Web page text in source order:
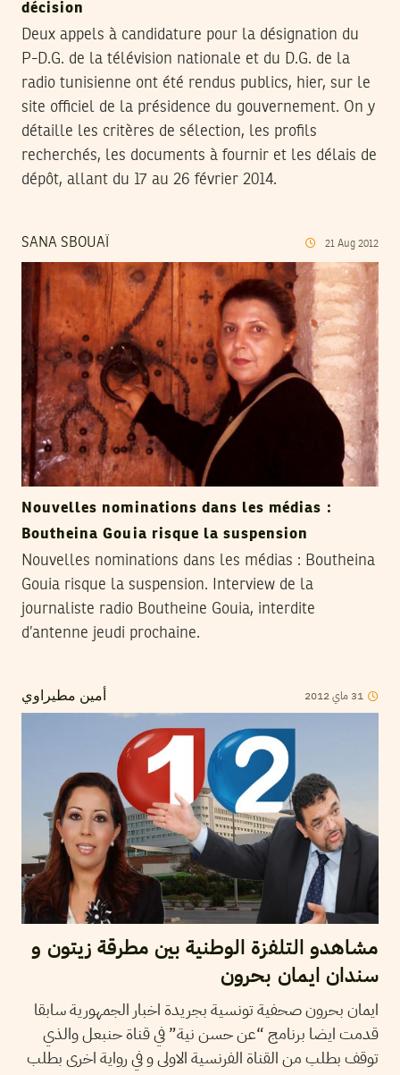
décision
Deux appels à candidature pour la désignation du
P-D.G. de la télévision nationale et du D.G. de la
radio tunisienne ont été rendus publics, hier, sur le
site officiel de la présidence du gouvernement. On y
détaille les critères de sélection, les profils
recherchés, les documents à fournir et les délais de
dépôt, allant du 17 au 26 février 2014.
SANA SBOUAÏ 21 Aug 2012
Nouvelles nominations dans les médias :
Boutheina Gouia risque la suspension
Nouvelles nominations dans les médias : Boutheina
Gouia risque la suspension. Interview de la
journaliste radio Boutheine Gouia, interdite
d’antenne jeudi prochaine.
أمين مطيراوي 31 ماي2012
مشاهدو التلفزة الوطنية بين مطرقة زيتون و
سندان ايمان بحرون
ايمان بحرون صحفية تونسية بجريدة اخبار الجمهورية سابقا
قدمت ايضا برنامج “عن حسن نية” في قناة حنبعل والذي
توقف بطلب من القناة الفرنسية الاولى و في رواية اخرى بطلب